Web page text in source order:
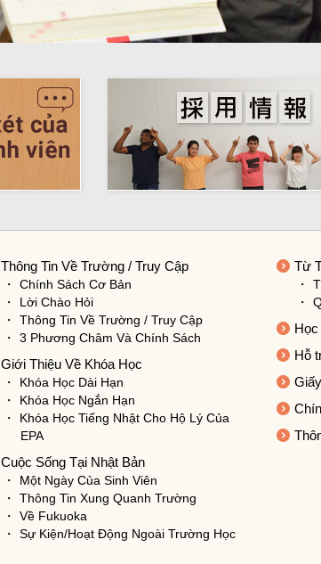
Thông Tin Về Trường / Truy Cập
Chính Sách Cơ Bản
Lời Chào Hỏi
Thông Tin Về Trường / Truy Cập
3 Phương Châm Và Chính Sách
Giới Thiệu Về Khóa Học
Khóa Học Dài Hạn
Khóa Học Ngắn Hạn
Khóa Học Tiếng Nhật Cho Hộ Lý Của
EPA
Cuộc Sống Tại Nhật Bản
Một Ngày Của Sinh Viên
Thông Tin Xung Quanh Trường
Về Fukuoka
Sự Kiện/Hoạt Động Ngoài Trường Học
Từ
Học
Hỗ